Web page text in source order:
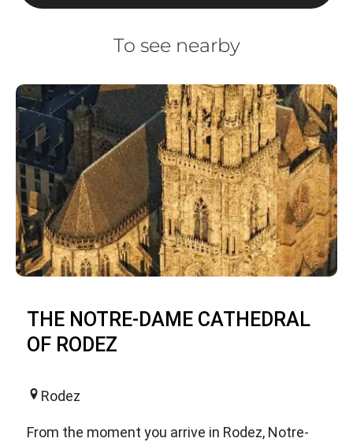
To see nearby
THE NOTRE-DAME CATHEDRAL
OF RODEZ
Rodez
From the moment you arrive in Rodez, Notre-